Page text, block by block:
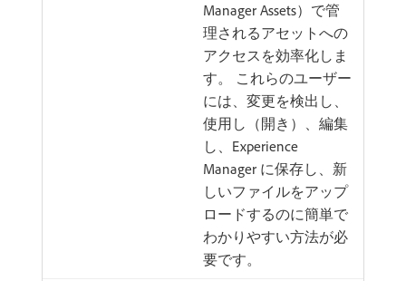
Manager Assets）で管
理されるアセットへの
アクセスを効率化しま
す。 これらのユーザー
には、変更を検出し、
使用し（開き）、編集
し、Experience
Manager に保存し、新
しいファイルをアップ
ロードするのに簡単で
わかりやすい方法が必
要です。